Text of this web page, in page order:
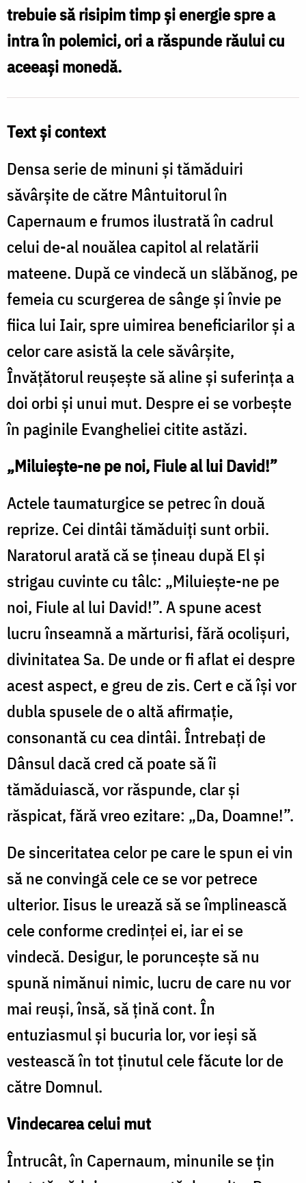
Foto:
Ștefan
Cojocariu
trebuie să risipim timp și energie spre a
intra în polemici, ori a răspunde răului cu
aceeași monedă.
Text și context
Densa serie de minuni și tămăduiri
săvârșite de către Mântuitorul în
Capernaum e frumos ilustrată în cadrul
celui de-al nouălea capitol al relatării
mateene. După ce vindecă un slăbănog, pe
femeia cu scurgerea de sânge și învie pe
fiica lui Iair, spre uimirea beneficiarilor și a
celor care asistă la cele săvârșite,
Învățătorul reușește să aline și suferința a
doi orbi și unui mut. Despre ei se vorbește
în paginile Evangheliei citite astăzi.
„Miluieşte-ne pe noi, Fiule al lui David!”
Actele taumaturgice se petrec în două
reprize. Cei dintâi tămăduiți sunt orbii.
Naratorul arată că se țineau după El și
strigau cuvinte cu tâlc: „Miluieşte-ne pe
noi, Fiule al lui David!”. A spune acest
lucru înseamnă a mărturisi, fără ocolișuri,
divinitatea Sa. De unde or fi aflat ei despre
acest aspect, e greu de zis. Cert e că își vor
dubla spusele de o altă afirmație,
consonantă cu cea dintâi. Întrebați de
Dânsul dacă cred că poate să îi
tămăduiască, vor răspunde, clar și
răspicat, fără vreo ezitare: „Da, Doamne!”.
De sinceritatea celor pe care le spun ei vin
să ne convingă cele ce se vor petrece
ulterior. Iisus le urează să se împlinească
cele conforme credinței ei, iar ei se
vindecă. Desigur, le poruncește să nu
spună nimănui nimic, lucru de care nu vor
mai reuși, însă, să țină cont. În
entuziasmul și bucuria lor, vor ieși să
vestească în tot ținutul cele făcute lor de
către Domnul.
Vindecarea celui mut
Întrucât, în Capernaum, minunile se țin